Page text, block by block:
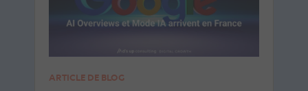
ARTICLE DE BLOG